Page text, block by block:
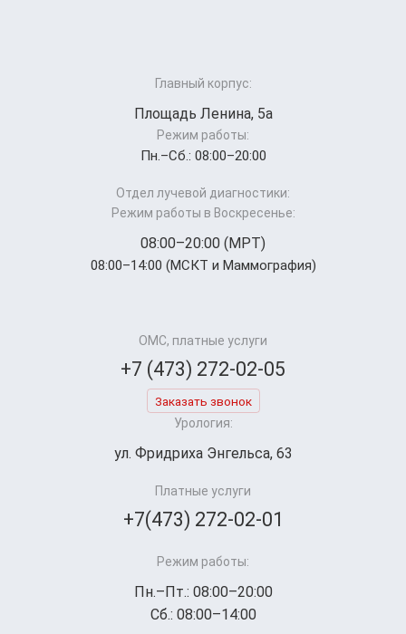
Главный корпус:
Площадь Ленина, 5а
Режим работы:
Пн.–Cб.: 08:00–20:00
Отдел лучевой диагностики:
Режим работы в Воскресенье:
08:00–20:00 (МРТ)
08:00–14:00 (МСКТ и Маммография)
ОМС, платные услуги
+7 (473) 272-02-05
Заказать звонок
Урология:
ул. Фридриха Энгельса, 63
Платные услуги
+7(473) 272-02-01
Режим работы:
Пн.–Пт.: 08:00–20:00
Сб.: 08:00–14:00